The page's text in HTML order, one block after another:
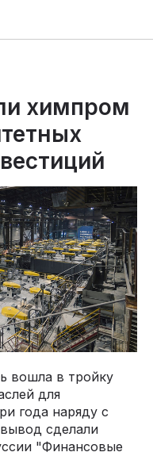
химпром
вошла в тройку
для
года наряду с
сделали
"Финансовые